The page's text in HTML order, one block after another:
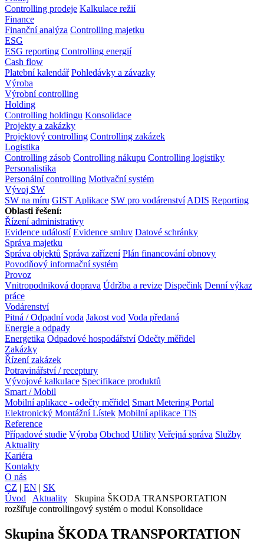
Controlling prodeje Kalkulace režií
Finance
Finanční analýza Controlling majetku
ESG
ESG reporting Controlling energií
Cash flow
Platební kalendář Pohledávky a závazky
Výroba
Výrobní controlling
Holding
Controlling holdingu Konsolidace
Projekty a zakázky
Projektový controlling Controlling zakázek
Logistika
Controlling zásob Controlling nákupu Controlling logistiky
Personalistika
Personální controlling Motivační systém
Vývoj SW
SW na míru GIST Aplikace SW pro vodárenství ADIS Reporting
Oblasti řešení:
Řízení administrativy
Evidence událostí Evidence smluv Datové schránky
Správa majetku
Správa objektů Správa zařízení Plán financování obnovy
Povodňový informační systém
Provoz
Vnitropodniková doprava Údržba a revize Dispečink Denní výkaz
práce
Vodárenství
Pitná / Odpadní voda Jakost vod Voda předaná
Energie a odpady
Energetika Odpadové hospodářství Odečty měřidel
Zakázky
Řízení zakázek
Potravinářství / receptury
Vývojové kalkulace Specifikace produktů
Smart / Mobil
Mobilní aplikace - odečty měřidel Smart Metering Portal
Elektronický Montážní Lístek Mobilní aplikace TIS
Reference
Případové studie Výroba Obchod Utility Veřejná správa Služby
Aktuality
Kariéra
Kontakty
O nás
CZ | EN | SK
Úvod
Aktuality
Skupina ŠKODA TRANSPORTATION
rozšiřuje controllingový systém o modul Konsolidace
Skupina ŠKODA TRANSPORTATION